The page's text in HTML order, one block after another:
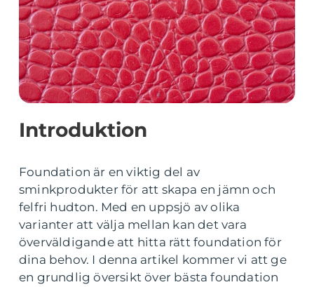
Introduktion
Foundation är en viktig del av
sminkprodukter för att skapa en jämn och
felfri hudton. Med en uppsjö av olika
varianter att välja mellan kan det vara
överväldigande att hitta rätt foundation för
dina behov. I denna artikel kommer vi att ge
en grundlig översikt över bästa foundation